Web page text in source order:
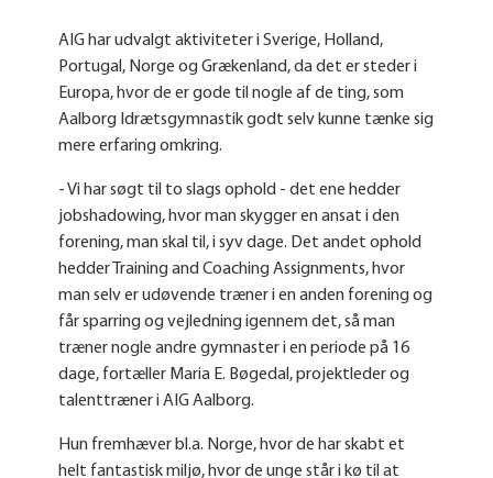
AIG har udvalgt aktiviteter i Sverige, Holland,
Portugal, Norge og Grækenland, da det er steder i
Europa, hvor de er gode til nogle af de ting, som
Aalborg Idrætsgymnastik godt selv kunne tænke sig
mere erfaring omkring.
- Vi har søgt til to slags ophold - det ene hedder
jobshadowing, hvor man skygger en ansat i den
forening, man skal til, i syv dage. Det andet ophold
hedder Training and Coaching Assignments, hvor
man selv er udøvende træner i en anden forening og
får sparring og vejledning igennem det, så man
træner nogle andre gymnaster i en periode på 16
dage, fortæller Maria E. Bøgedal, projektleder og
talenttræner i AIG Aalborg.
Hun fremhæver bl.a. Norge, hvor de har skabt et
helt fantastisk miljø, hvor de unge står i kø til at